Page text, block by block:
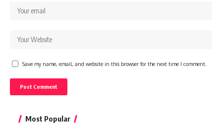
Save my name, email, and website in this browser for the next time I comment.
Most Popular